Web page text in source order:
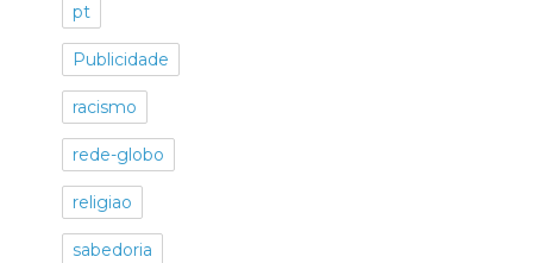
pt
Publicidade
racismo
rede-globo
religiao
sabedoria